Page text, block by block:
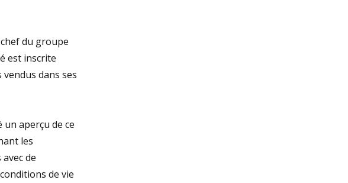
du groupe
est inscrite
dans ses
aperçu de ce
les
de
de vie